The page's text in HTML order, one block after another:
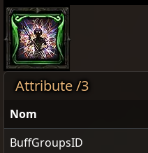
Attribute /3
Nom
BuffGroupsID